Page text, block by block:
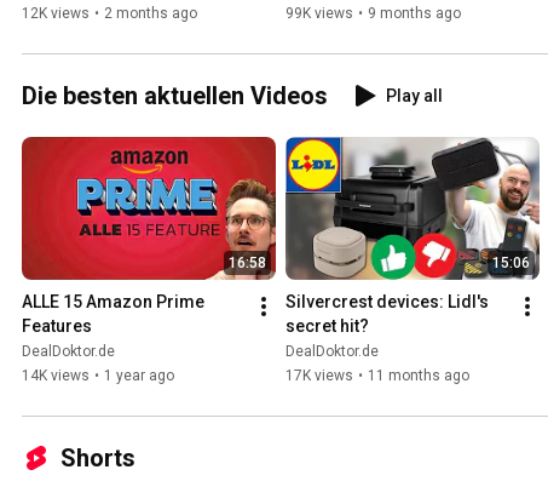
12K views • 2 months ago
99K views • 9 months ago
Die besten aktuellen Videos Play all
16:58
ALLE 15 Amazon Prime
Features
DealDoktor.de
14K views • 1 year ago
15:06
Silvercrest devices: Lidl's
secret hit?
DealDoktor.de
17K views • 11 months ago
Shorts